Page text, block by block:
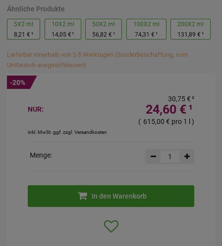
Ähnliche Produkte
5X2 ml
8,21 € ¹
10X2 ml
14,05 €¹
50X2 ml
56,82 € ¹
100X2 ml
74,31 € ¹
200X2 ml
131,89 € ¹
Lieferbar innerhalb von 2-5 Werktagen (Sonderbeschaffung, vom
Umtausch ausgeschlossen)
NUR: 24,60 € ¹
30,75 €²
inkl. MwSt. ggf. zzgl. Versandkosten
( 615,00 € pro 1 l )
-20%
Menge:
In den Warenkorb